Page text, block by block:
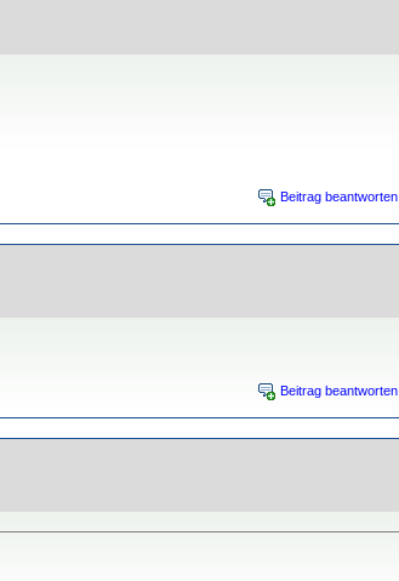
Beitrag beantworten
Beitrag beantworten